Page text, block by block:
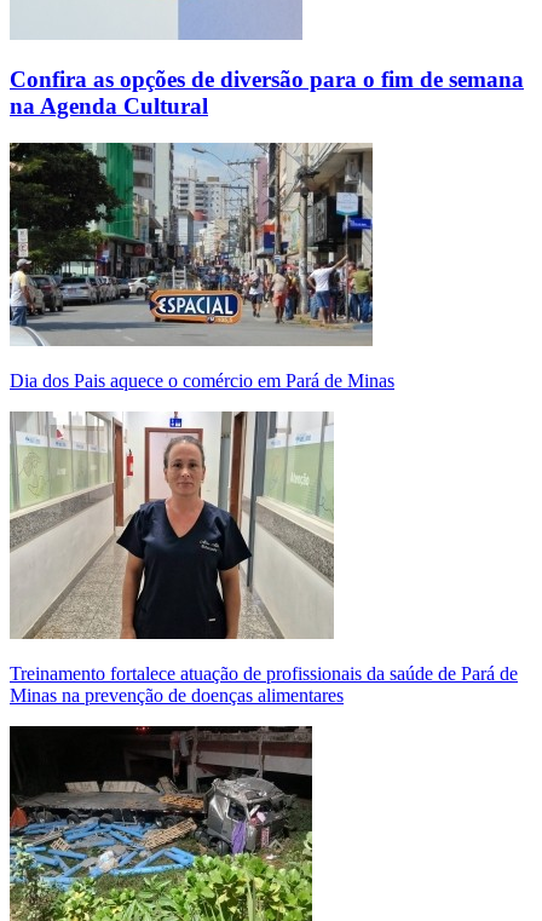
Confira as opções de diversão para o fim de semana
na Agenda Cultural
Dia dos Pais aquece o comércio em Pará de Minas
Treinamento fortalece atuação de profissionais da saúde de Pará de
Minas na prevenção de doenças alimentares